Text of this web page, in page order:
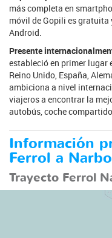
más completa en
móvil de Gopili es
Android.
Presente
estableció en primer lugar
Reino Unido, España,
ambiciona a nivel
viajeros a encontrar la
autobús, coche
Información
Ferrol a
Trayecto Ferrol